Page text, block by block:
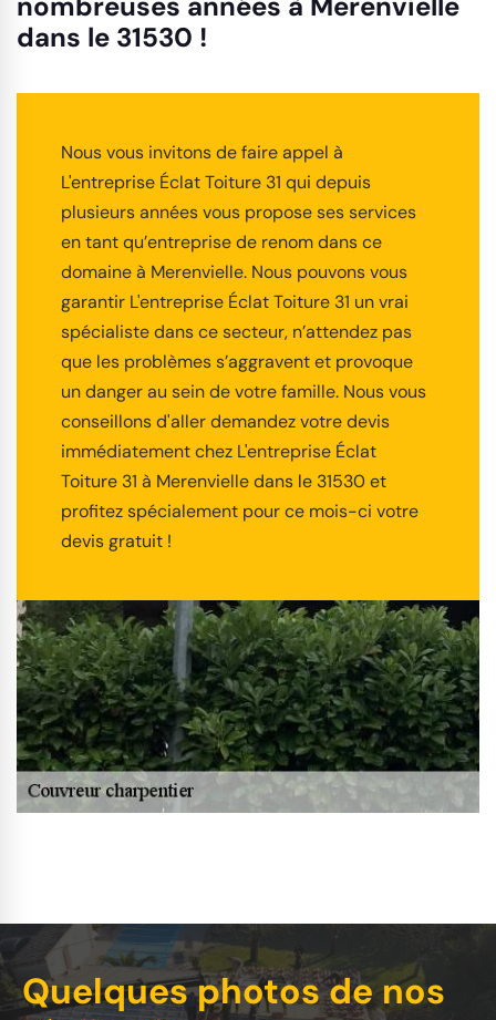
dans le 31530 !
Nous vous invitons de faire appel à
L'entreprise Éclat Toiture 31 qui depuis
plusieurs années vous propose ses services
en tant qu’entreprise de renom dans ce
domaine à Merenvielle. Nous pouvons vous
garantir L'entreprise Éclat Toiture 31 un vrai
spécialiste dans ce secteur, n’attendez pas
que les problèmes s’aggravent et provoque
un danger au sein de votre famille. Nous vous
conseillons d'aller demandez votre devis
immédiatement chez L'entreprise Éclat
Toiture 31 à Merenvielle dans le 31530 et
profitez spécialement pour ce mois-ci votre
devis gratuit !
Quelques photos de nos